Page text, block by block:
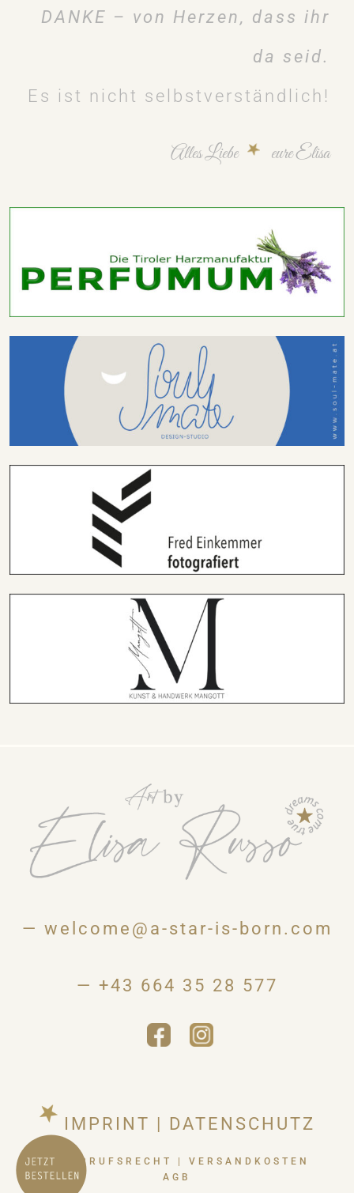
DANKE – von Herzen, dass ihr
da seid.
Es ist nicht selbstverständlich!
Alles Liebe eure Elisa
— welcome@a-star-is-born.com
— +43 664 35 28 577
IMPRINT | DATENSCHUTZ
WIDERRUFSRECHT
VERSANDKOSTEN
AGB